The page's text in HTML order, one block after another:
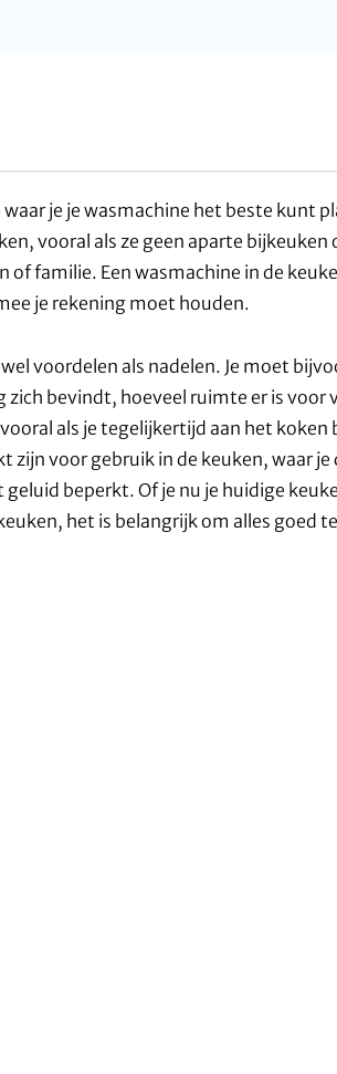
je je wasmachine het beste kunt
vooral als ze geen aparte
familie. Een wasmachine in de
je rekening moet houden.
voordelen als nadelen. Je moet
bevindt, hoeveel ruimte er is voor
als je tegelijkertijd aan het koken
voor gebruik in de keuken, waar je
beperkt. Of je nu je huidige
het is belangrijk om alles goed